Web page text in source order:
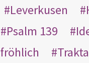
Leverkusen
Psalm 139
fröhlich